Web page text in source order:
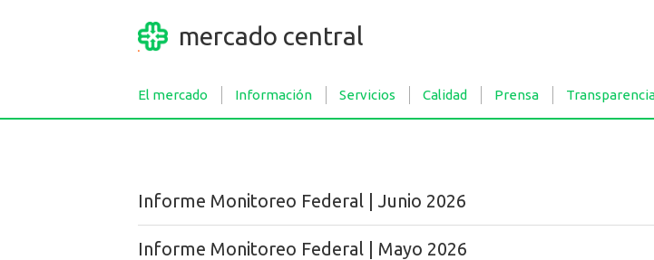
mercado central
El mercado Información Servicios Calidad Prensa
Informe Monitoreo Federal | Junio 2026
Informe Monitoreo Federal | Mayo 2026